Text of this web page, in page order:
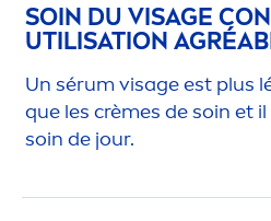
SOIN DU VISAGE
UTILISATION
Un sérum visage est plus
que les crèmes de soin et
soin de jour.